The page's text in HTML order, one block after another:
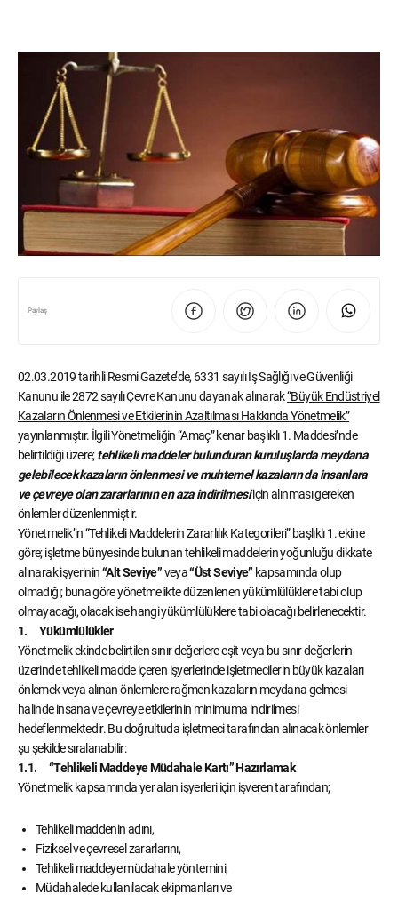
Paylaş
02.03.2019 tarihli Resmi Gazete’de, 6331 sayılı İş Sağlığı ve Güvenliği
Kanunu ile 2872 sayılı Çevre Kanunu dayanak alınarak“Büyük Endüstriyel
Kazaların Önlenmesi ve Etkilerinin Azaltılması Hakkında Yönetmelik”
yayınlanmıştır. İlgili Yönetmeliğin “Amaç” kenar başlıklı 1. Maddesi’nde
belirtildiği üzere;tehlikeli maddeler bulunduran kuruluşlarda meydana
gelebilecek kazaların önlenmesi ve muhtemel kazaların da insanlara
ve çevreye olan zararlarının en aza indirilmesiiçin alınması gereken
önlemler düzenlenmiştir.
Yönetmelik’in “Tehlikeli Maddelerin Zararlılık Kategorileri” başlıklı 1. ekine
göre; işletme bünyesinde bulunan tehlikeli maddelerin yoğunluğu dikkate
alınarak işyerinin“Alt Seviye”veya“Üst Seviye” kapsamında olup
olmadığı; buna göre yönetmelikte düzenlenen yükümlülüklere tabi olup
olmayacağı, olacak ise hangi yükümlülüklere tabi olacağı belirlenecektir.
1. Yükümlülükler
Yönetmelik ekinde belirtilen sınır değerlere eşit veya bu sınır değerlerin
üzerinde tehlikeli madde içeren işyerlerinde işletmecilerin büyük kazaları
önlemek veya alınan önlemlere rağmen kazaların meydana gelmesi
halinde insana ve çevreye etkilerinin minimuma indirilmesi
hedeflenmektedir. Bu doğrultuda işletmeci tarafından alınacak önlemler
şu şekilde sıralanabilir:
1.1. “Tehlikeli Maddeye Müdahale Kartı” Hazırlamak
Yönetmelik kapsamında yer alan işyerleri için işveren tarafından;
Tehlikeli maddenin adını,
Fiziksel ve çevresel zararlarını,
Tehlikeli maddeye müdahale yöntemini,
Müdahalede kullanılacak ekipmanları ve